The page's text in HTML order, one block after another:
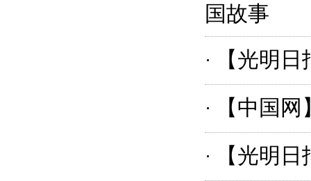
国故事
· 【光明
· 【中国
· 【光明